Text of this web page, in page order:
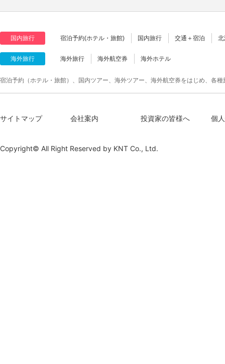
国内旅行 宿泊予約(ホテル・旅館) 国内旅行 交通＋宿泊
海外旅行 海外旅行 海外航空券 海外ホテル
宿泊予約（ホテル・旅館）、国内ツアー、海外ツアー、海外航空券をはじめ、各
サイトマップ 会社案内 投資家の皆様へ 個
Copyright© All Right Reserved by KNT Co., Ltd.